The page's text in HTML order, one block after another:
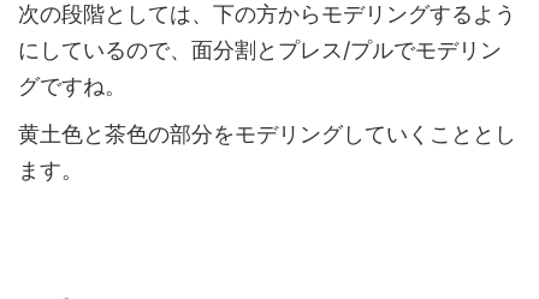
次の段階としては、下の方からモデリングするよう
にしているので、面分割とプレス/プルでモデリン
グですね。
黄土色と茶色の部分をモデリングしていくこととし
ます。